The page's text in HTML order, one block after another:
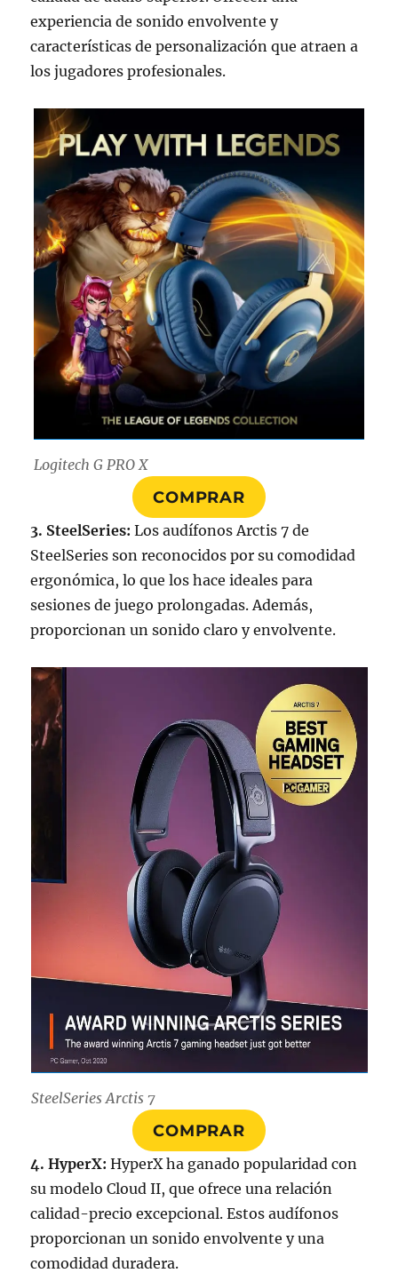
experiencia de sonido envolvente y
características de personalización que atraen a
los jugadores profesionales.
Logitech G PRO X
COMPRAR
3. SteelSeries: Los audífonos Arctis 7 de
SteelSeries son reconocidos por su comodidad
ergonómica, lo que los hace ideales para
sesiones de juego prolongadas. Además,
proporcionan un sonido claro y envolvente.
SteelSeries Arctis 7
COMPRAR
4. HyperX: HyperX ha ganado popularidad con
su modelo Cloud II, que ofrece una relación
calidad-precio excepcional. Estos audífonos
proporcionan un sonido envolvente y una
comodidad duradera.